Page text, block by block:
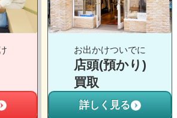
お出かけついでに
店頭(預かり)
買取
詳しく見る
リ
ン
ク